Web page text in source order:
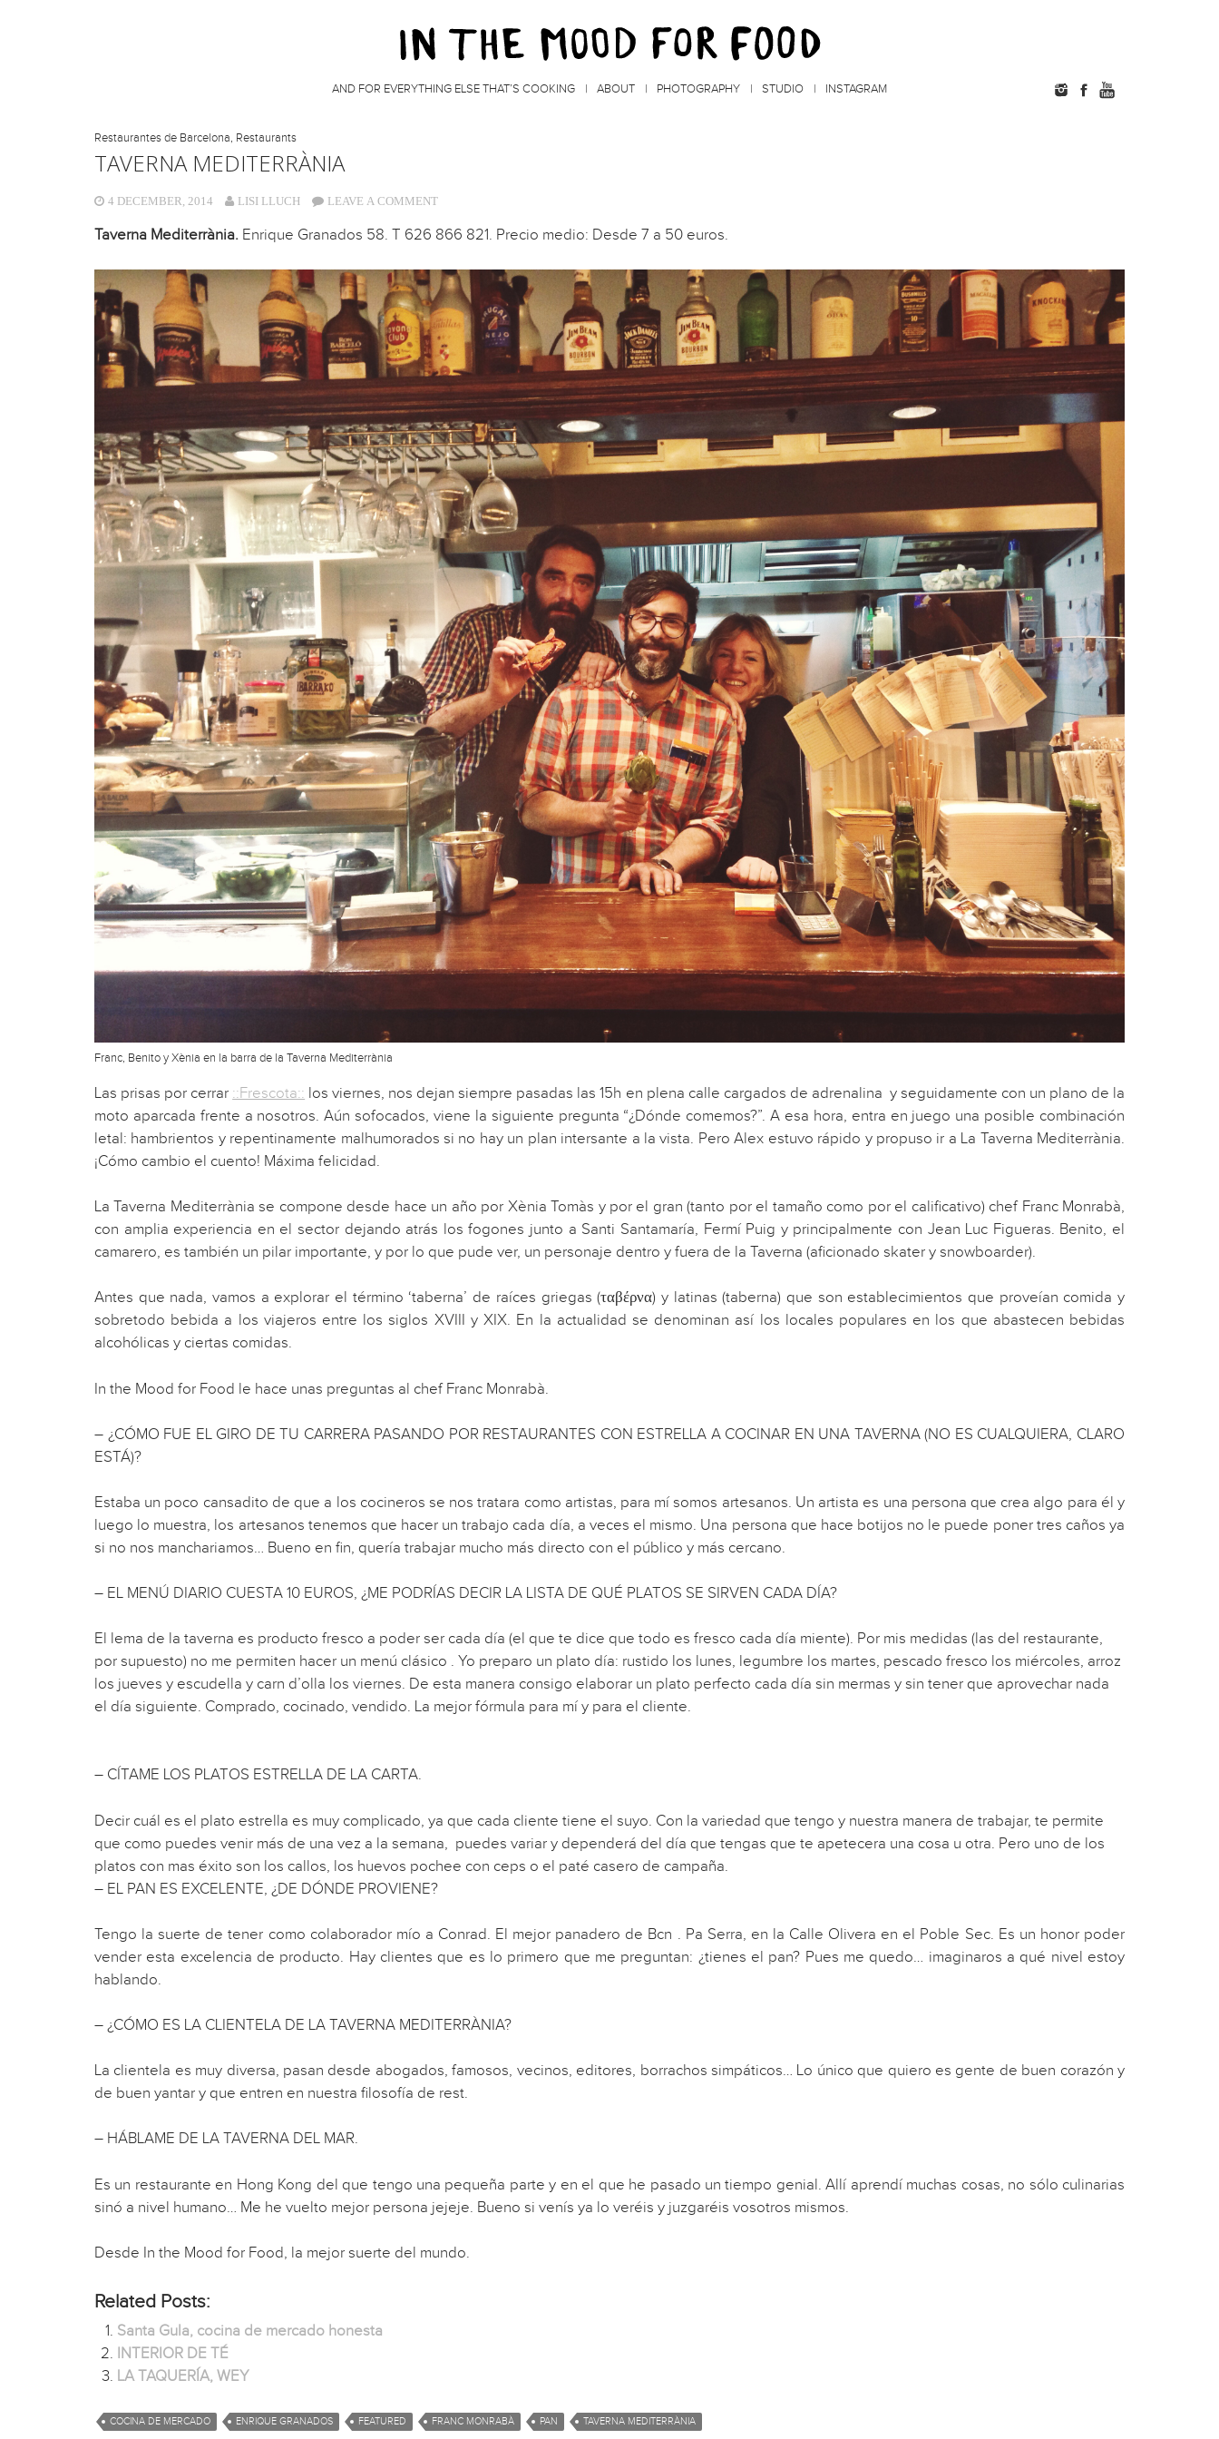
AND FOR EVERYTHING ELSE THAT’S COOKING ABOUT PHOTOGRAPHY STUDIO INSTAGRAM
Restaurantes de Barcelona, Restaurants
TAVERNA MEDITERRÀNIA
4 DECEMBER, 2014 LISI LLUCH LEAVE A COMMENT
Taverna Mediterrània. Enrique Granados 58. T 626 866 821. Precio medio: Desde 7 a 50 euros.
Franc, Benito y Xènia en la barra de la Taverna Mediterrània
Las prisas por cerrar ::Frescota:: los viernes, nos dejan siempre pasadas las 15h en plena calle cargados de adrenalina y seguidamente con un plano de la
moto aparcada frente a nosotros. Aún sofocados, viene la siguiente pregunta “¿Dónde comemos?”. A esa hora, entra en juego una posible combinación
letal: hambrientos y repentinamente malhumorados si no hay un plan intersante a la vista. Pero Alex estuvo rápido y propuso ir a La Taverna Mediterrània.
¡Cómo cambio el cuento! Máxima felicidad.
La Taverna Mediterrània se compone desde hace un año por Xènia Tomàs y por el gran (tanto por el tamaño como por el calificativo) chef Franc Monrabà,
con amplia experiencia en el sector dejando atrás los fogones junto a Santi Santamaría, Fermí Puig y principalmente con Jean Luc Figueras. Benito, el
camarero, es también un pilar importante, y por lo que pude ver, un personaje dentro y fuera de la Taverna (aficionado skater y snowboarder).
Antes que nada, vamos a explorar el término ‘taberna’ de raíces griegas (ταβέρνα) y latinas (taberna) que son establecimientos que proveían comida y
sobretodo bebida a los viajeros entre los siglos XVIII y XIX. En la actualidad se denominan así los locales populares en los que abastecen bebidas
alcohólicas y ciertas comidas.
In the Mood for Food le hace unas preguntas al chef Franc Monrabà.
– ¿CÓMO FUE EL GIRO DE TU CARRERA PASANDO POR RESTAURANTES CON ESTRELLA A COCINAR EN UNA TAVERNA (NO ES CUALQUIERA, CLARO
ESTÁ)?
Estaba un poco cansadito de que a los cocineros se nos tratara como artistas, para mí somos artesanos. Un artista es una persona que crea algo para él y
luego lo muestra, los artesanos tenemos que hacer un trabajo cada día, a veces el mismo. Una persona que hace botijos no le puede poner tres caños ya
si no nos manchariamos… Bueno en fin, quería trabajar mucho más directo con el público y más cercano.
– EL MENÚ DIARIO CUESTA 10 EUROS, ¿ME PODRÍAS DECIR LA LISTA DE QUÉ PLATOS SE SIRVEN CADA DÍA?
El lema de la taverna es producto fresco a poder ser cada día (el que te dice que todo es fresco cada día miente). Por mis medidas (las del restaurante,
por supuesto) no me permiten hacer un menú clásico . Yo preparo un plato día: rustido los lunes, legumbre los martes, pescado fresco los miércoles, arroz
los jueves y escudella y carn d’olla los viernes. De esta manera consigo elaborar un plato perfecto cada día sin mermas y sin tener que aprovechar nada
el día siguiente. Comprado, cocinado, vendido. La mejor fórmula para mí y para el cliente.
– CÍTAME LOS PLATOS ESTRELLA DE LA CARTA.
Decir cuál es el plato estrella es muy complicado, ya que cada cliente tiene el suyo. Con la variedad que tengo y nuestra manera de trabajar, te permite
que como puedes venir más de una vez a la semana, puedes variar y dependerá del día que tengas que te apetecera una cosa u otra. Pero uno de los
platos con mas éxito son los callos, los huevos pochee con ceps o el paté casero de campaña.
– EL PAN ES EXCELENTE, ¿DE DÓNDE PROVIENE?
Tengo la suerte de tener como colaborador mío a Conrad. El mejor panadero de Bcn . Pa Serra, en la Calle Olivera en el Poble Sec. Es un honor poder
vender esta excelencia de producto. Hay clientes que es lo primero que me preguntan: ¿tienes el pan? Pues me quedo… imaginaros a qué nivel estoy
hablando.
– ¿CÓMO ES LA CLIENTELA DE LA TAVERNA MEDITERRÀNIA?
La clientela es muy diversa, pasan desde abogados, famosos, vecinos, editores, borrachos simpáticos… Lo único que quiero es gente de buen corazón y
de buen yantar y que entren en nuestra filosofía de rest.
– HÁBLAME DE LA TAVERNA DEL MAR.
Es un restaurante en Hong Kong del que tengo una pequeña parte y en el que he pasado un tiempo genial. Allí aprendí muchas cosas, no sólo culinarias
sinó a nivel humano… Me he vuelto mejor persona jejeje. Bueno si venís ya lo veréis y juzgaréis vosotros mismos.
Desde In the Mood for Food, la mejor suerte del mundo.
Related Posts:
Santa Gula, cocina de mercado honesta
INTERIOR DE TÉ
LA TAQUERÍA, WEY
COCINA DE MERCADO ENRIQUE GRANADOS FEATURED FRANC MONRABÀ PAN TAVERNA MEDITERRÀNIA